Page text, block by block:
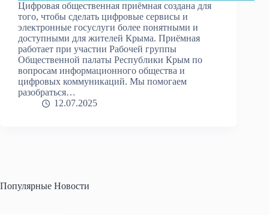
Цифровая общественная приёмная создана для
того, чтобы сделать цифровые сервисы и
электронные госуслуги более понятными и
доступными для жителей Крыма. Приёмная
работает при участии Рабочей группы
Общественной палаты Республики Крым по
вопросам информационного общества и
цифровых коммуникаций. Мы помогаем
разобраться…
12.07.2025
Популярные Новости